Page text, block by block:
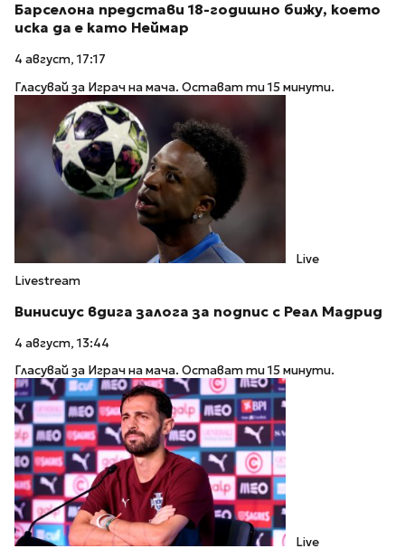
Барселона представи 18-годишно бижу, което
иска да е като Неймар
4 август, 17:17
Гласувай за Играч на мача. Остават ти 15 минути.
Live
Livestream
Винисиус вдига залога за подпис с Реал Мадрид
4 август, 13:44
Гласувай за Играч на мача. Остават ти 15 минути.
Live